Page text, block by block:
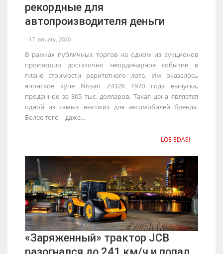
рекордные для
автопроизводителя деньги
17 January, 2020
В рамках публичных торгов на одном из аукционов
произошло достаточно неординарное событие в
плане стоимости раритетного лота. Им оказалось
японское купе Nissan Z432R 1970 года выпуска,
проданное за 805 тыс. долларов. Такая цена является
одной из самых высоких для автомобилей бренда.
Более того – даже...
LOE EDASI
«Заряженный» трактор JCB